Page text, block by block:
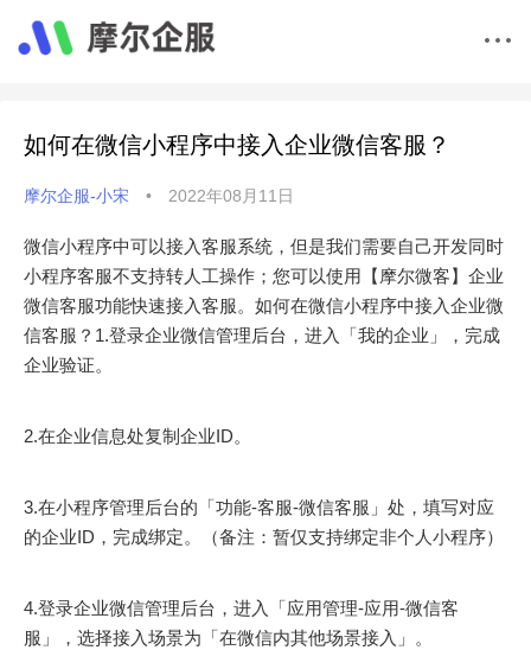
如何在微信小程序中接入企业微信客服？
摩尔企服-小宋 • 2022年08月11日
微信小程序中可以接入客服系统，但是我们需要自己开发同时
小程序客服不支持转人工操作；您可以使用【摩尔微客】企业
微信客服功能快速接入客服。如何在微信小程序中接入企业微
信客服？1.登录企业微信管理后台，进入「我的企业」，完成
企业验证。
2.在企业信息处复制企业ID。
3.在小程序管理后台的「功能-客服-微信客服」处，填写对应
的企业ID，完成绑定。（备注：暂仅支持绑定非个人小程序）
4.登录企业微信管理后台，进入「应用管理-应用-微信客
服」，选择接入场景为「在微信内其他场景接入」。